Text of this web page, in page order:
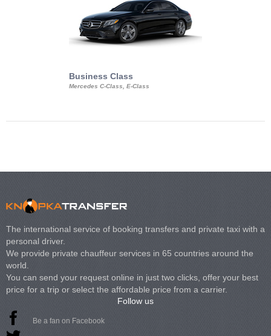
Business Class
Mercedes C-Class, E-Class
The international service of booking transfers and private taxi with a
personal driver.
We provide private chauffeur services in 65 countries around the
world.
You can send your request online in just two clicks, offer your best
price for a trip or select the affordable price from a carrier.
Follow us
Be a fan on Facebook